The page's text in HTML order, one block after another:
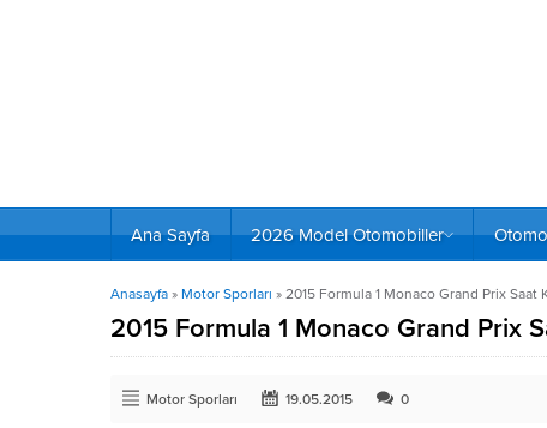
Ana Sayfa 2026 Model Otomobiller
Anasayfa » Motor Sporları » 2015 Formula 1 Monaco Grand Prix Saat
2015 Formula 1 Monaco Grand Prix
Motor Sporları 19.05.2015 0